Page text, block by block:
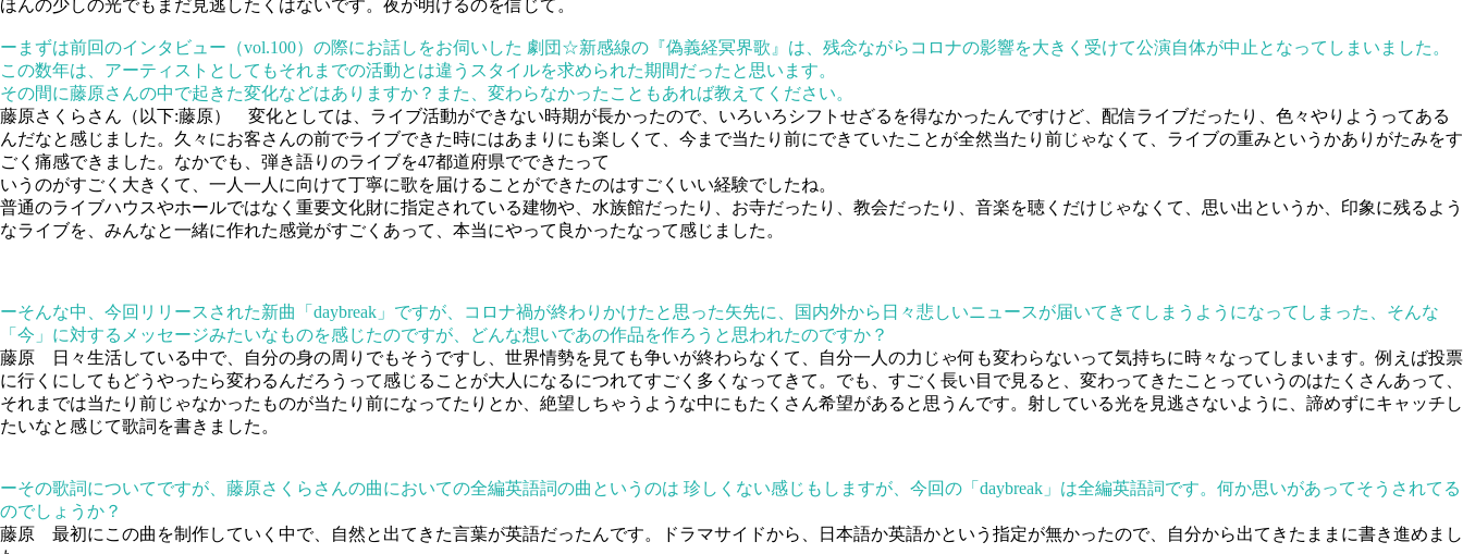
ほんの少しの光でもまだ見逃したくはないです。夜が明けるのを信じて。
ーまずは前回のインタビュー（vol.100）の際にお話しをお伺いした 劇団☆新感線の『偽義経冥界歌』は、残念ながらコロナの影響を大きく受けて公演自体が中止となってしまいました。
この数年は、アーティストとしてもそれまでの活動とは違うスタイルを求められた期間だったと思います。
その間に藤原さんの中で起きた変化などはありますか？また、変わらなかったこともあれば教えてください。
藤原さくらさん（以下:藤原）
変化としては、ライブ活動ができない時期が長かったので、いろいろシフトせざるを得なかったんですけど、配信ライブだったり、色々やりようってある
んだなと感じました。久々にお客さんの前でライブできた時にはあまりにも楽しくて、今まで当たり前にできていたことが全然当たり前じゃなくて、ライブの重みというかありがたみをす
ごく痛感できました。なかでも、弾き語りのライブを47都道府県でできたって
いうのがすごく大きくて、一人一人に向けて丁寧に歌を届けることができたのはすごくいい経験でしたね。
普通のライブハウスやホールではなく重要文化財に指定されている建物や、水族館だったり、お寺だったり、教会だったり、音楽を聴くだけじゃなくて、思い出というか、印象に残るよう
なライブを、みんなと一緒に作れた感覚がすごくあって、本当にやって良かったなって感じました。
ーそんな中、今回リリースされた新曲「daybreak」ですが、コロナ禍が終わりかけたと思った矢先に、国内外から日々悲しいニュースが届いてきてしまうようになってしまった、そんな
「今」に対するメッセージみたいなものを感じたのですが、どんな想いであの作品を作ろうと思われたのですか？
藤原 日々生活している中で、自分の身の周りでもそうですし、世界情勢を見ても争いが終わらなくて、自分一人の力じゃ何も変わらないって気持ちに時々なってしまいます。例えば投票
に行くにしてもどうやったら変わるんだろうって感じることが大人になるにつれてすごく多くなってきて。でも、すごく長い目で見ると、変わってきたことっていうのはたくさんあって、
それまでは当たり前じゃなかったものが当たり前になってたりとか、絶望しちゃうような中にもたくさん希望があると思うんです。射している光を見逃さないように、諦めずにキャッチし
たいなと感じて歌詞を書きました。
ーその歌詞についてですが、藤原さくらさんの曲においての全編英語詞の曲というのは 珍しくない感じもしますが、今回の「daybreak」は全編英語詞です。何か思いがあってそうされてる
のでしょうか？
藤原 最初にこの曲を制作していく中で、自然と出てきた言葉が英語だったんです。ドラマサイドから、日本語か英語かという指定が無かったので、自分から出てきたままに書き進めまし